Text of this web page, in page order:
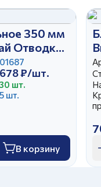
350 мм
Отводка
01687
678 ₽/шт.
30 шт.
5 шт.
В корзину